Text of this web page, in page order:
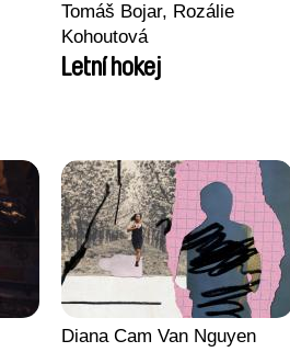
Tomáš Bojar, Rozálie
Kohoutová
Letní hokej
Diana Cam Van Nguyen